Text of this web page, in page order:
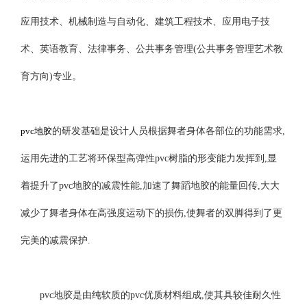
应用技术、机械制造与自动化、建筑工程技术、应用电子技
术、英语教育、法律事务、公共事务管理(公共事务管理艺术教
育方向)专业。
pvc地胶的研发基础是设计人员根据舞者身体各部位的功能需求,
运用先进的工艺将环保型高弹性pvc树脂的形变能力发挥到,显
着提升了pvc地胶的减震性能,加速了舞蹈地胶的能量回传,大大
减少了舞者身体在高强度运动下的损伤,使舞者的双脚得到了更
完美的减震保护.
pvc地胶是由纯软质的pvc优质材料组成,使其具较佳耐久性